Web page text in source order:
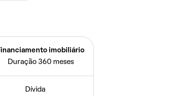
imobiliário
Duração 360 meses
Dívida